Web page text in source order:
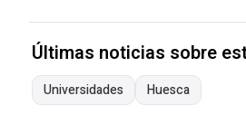
Últimas noticias sobre
Universidades Huesca